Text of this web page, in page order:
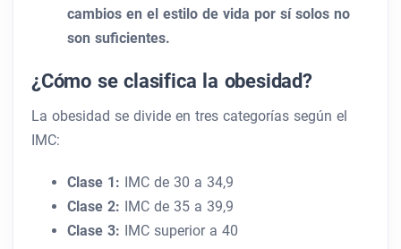
cambios en el estilo de vida por sí solos no
son suficientes.
¿Cómo se clasifica la obesidad?
La obesidad se divide en tres categorías según el
IMC:
Clase 1:
IMC de 30 a 34,9
Clase 2:
IMC de 35 a 39,9
Clase 3:
IMC superior a 40